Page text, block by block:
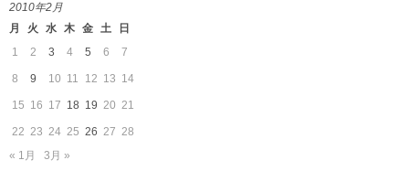
イ
ブ
2010年2月
月
火 水 木 金 土
日
1
2 3 4 5 6 7
8 9 10 11 12 13 14
15 16 17 18 19 20 21
22 23 24 25 26 27 28
« 1月
3月 »